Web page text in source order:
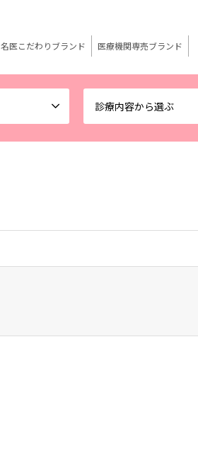
診療内容から選ぶ
名医こだわりブランド 医療機関専売ブランド